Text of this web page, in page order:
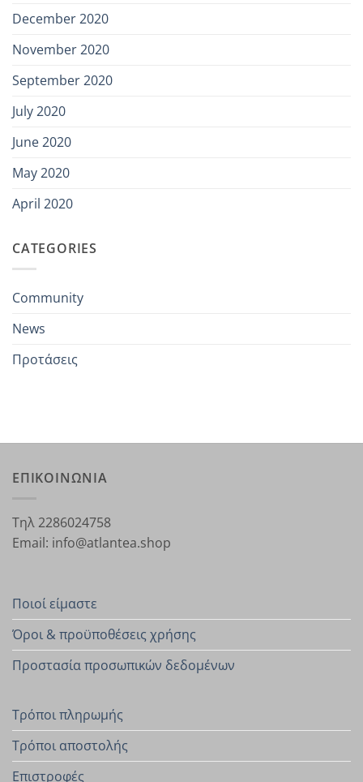
December 2020
November 2020
September 2020
July 2020
June 2020
May 2020
April 2020
CATEGORIES
Community
News
Προτάσεις
ΕΠΙΚΟΙΝΩΝΙΑ
Τηλ 2286024758
Email: info@atlantea.shop
Ποιοί είμαστε
Όροι & προϋποθέσεις χρήσης
Προστασία προσωπικών δεδομένων
Τρόποι πληρωμής
Τρόποι αποστολής
Επιστροφές